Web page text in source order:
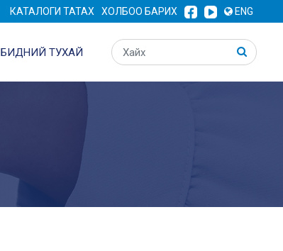
КАТАЛОГИ ТАТАХ ХОЛБОО БАРИХ ENG
БИДНИЙ ТУХАЙ